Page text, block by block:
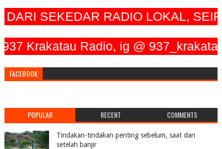
SEKEDAR RADIO LOKAL,
Radio, ig @
FACEBOOK
POPULAR RECENT COMMENTS
Tindakan-tindakan penting sebelum, saat dan
setelah banjir